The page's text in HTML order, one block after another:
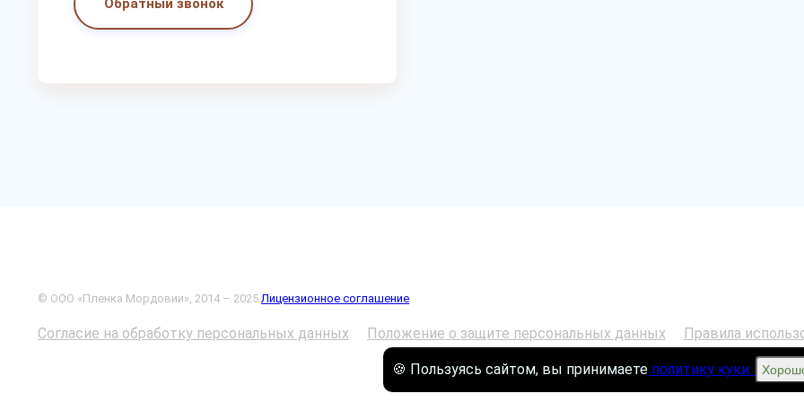
© ООО «Пленка Мордовии», 2014 – 2025 Лицензионное соглашение
Согласие на обработку персональных данных Положение о защите персональных данных Правила
🍪 Пользуясь сайтом, вы принимаетеполитику куки.